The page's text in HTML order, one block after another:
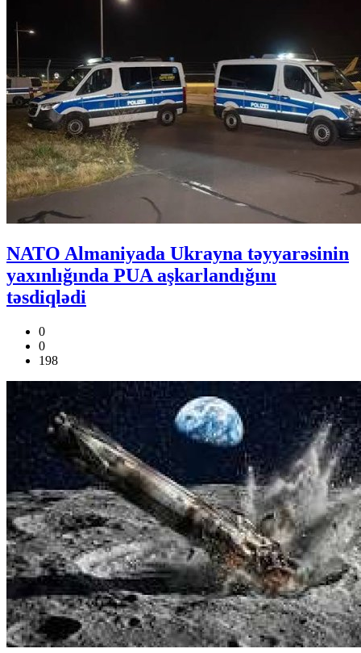
NATO Almaniyada Ukrayna təyyarəsinin
yaxınlığında PUA aşkarlandığını
təsdiqlədi
0
0
198